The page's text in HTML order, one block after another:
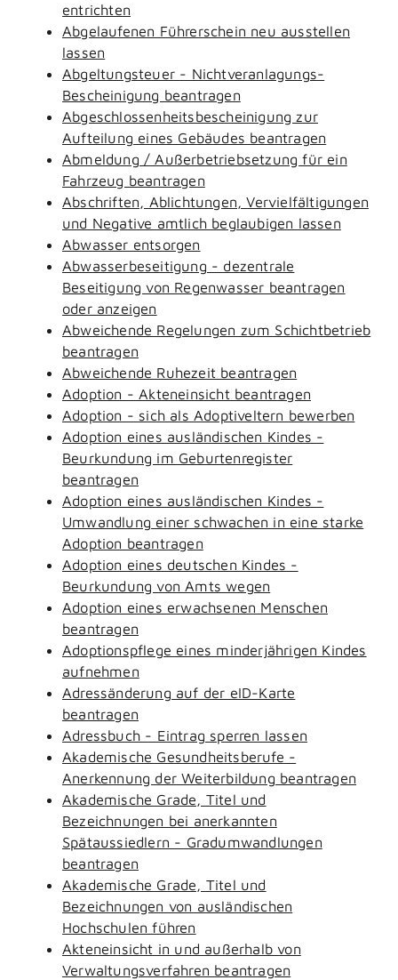
entrichten
Abgelaufenen Führerschein neu ausstellen
lassen
Abgeltungsteuer - Nichtveranlagungs-
Bescheinigung beantragen
Abgeschlossenheitsbescheinigung zur
Aufteilung eines Gebäudes beantragen
Abmeldung / Außerbetriebsetzung für ein
Fahrzeug beantragen
Abschriften, Ablichtungen, Vervielfältigungen
und Negative amtlich beglaubigen lassen
Abwasser entsorgen
Abwasserbeseitigung - dezentrale
Beseitigung von Regenwasser beantragen
oder anzeigen
Abweichende Regelungen zum Schichtbetrieb
beantragen
Abweichende Ruhezeit beantragen
Adoption - Akteneinsicht beantragen
Adoption - sich als Adoptiveltern bewerben
Adoption eines ausländischen Kindes -
Beurkundung im Geburtenregister
beantragen
Adoption eines ausländischen Kindes -
Umwandlung einer schwachen in eine starke
Adoption beantragen
Adoption eines deutschen Kindes -
Beurkundung von Amts wegen
Adoption eines erwachsenen Menschen
beantragen
Adoptionspflege eines minderjährigen Kindes
aufnehmen
Adressänderung auf der eID-Karte
beantragen
Adressbuch - Eintrag sperren lassen
Akademische Gesundheitsberufe -
Anerkennung der Weiterbildung beantragen
Akademische Grade, Titel und
Bezeichnungen bei anerkannten
Spätaussiedlern - Gradumwandlungen
beantragen
Akademische Grade, Titel und
Bezeichnungen von ausländischen
Hochschulen führen
Akteneinsicht in und außerhalb von
Verwaltungsverfahren beantragen